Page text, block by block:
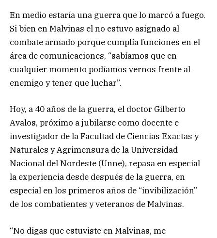
En medio estaría una guerra que lo marcó a fuego.
Si bien en Malvinas el no estuvo asignado al
combate armado porque cumplía funciones en el
área de comunicaciones, “sabíamos que en
cualquier momento podíamos vernos frente al
enemigo y tener que luchar”.
Hoy, a 40 años de la guerra, el doctor Gilberto
Avalos, próximo a jubilarse como docente e
investigador de la Facultad de Ciencias Exactas y
Naturales y Agrimensura de la Universidad
Nacional del Nordeste (Unne), repasa en especial
la experiencia desde después de la guerra, en
especial en los primeros años de “invibilización”
de los combatientes y veteranos de Malvinas.
“No digas que estuviste en Malvinas, me